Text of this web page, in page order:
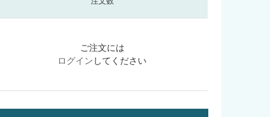
ご注文には
ログイン してください